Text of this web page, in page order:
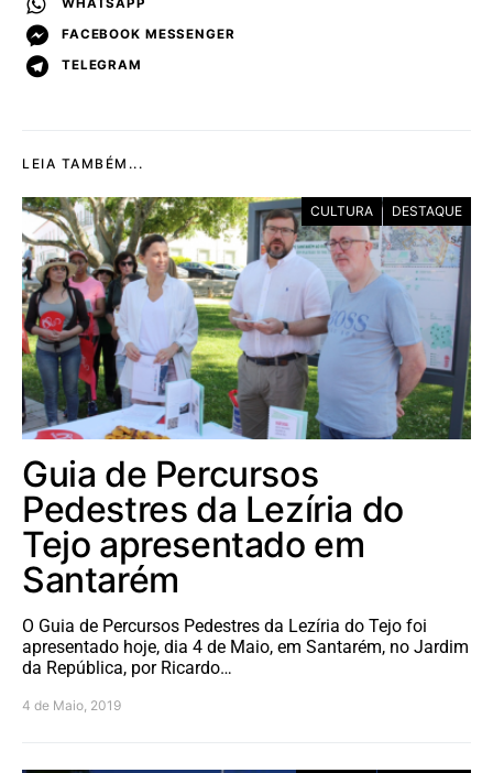
WHATSAPP
FACEBOOK MESSENGER
TELEGRAM
LEIA TAMBÉM...
CULTURA DESTAQUE
Guia de Percursos
Pedestres da Lezíria do
Tejo apresentado em
Santarém
O Guia de Percursos Pedestres da Lezíria do Tejo foi
apresentado hoje, dia 4 de Maio, em Santarém, no Jardim
da República, por Ricardo…
4 de Maio, 2019